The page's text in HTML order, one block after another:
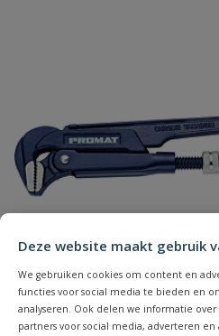
Deze website maakt gebruik
We gebruiken cookies om content en
functies voor social media te bieden en
analyseren. Ook delen we informatie
partners voor social media, adverteren